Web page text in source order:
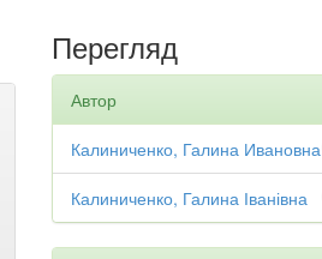
Перегляд
Автор
Калиниченко, Галина Ивановна
Калиниченко, Галина Іванівна